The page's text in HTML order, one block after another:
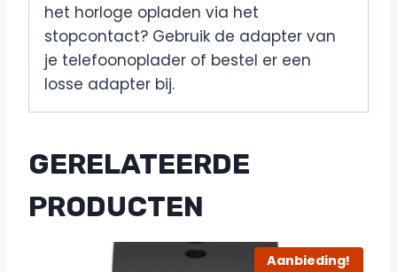
het horloge opladen via het
stopcontact? Gebruik de adapter van
je telefoonoplader of bestel er een
losse adapter bij.
GERELATEERDE
PRODUCTEN
Aanbieding!